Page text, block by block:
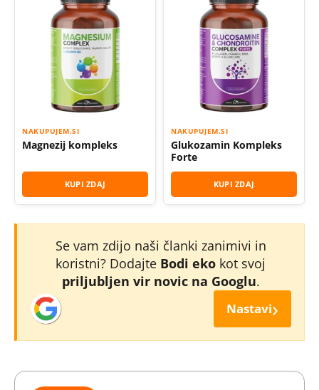
NAKUPUJEM.SI
Magnezij kompleks
KUPI ZDAJ
NAKUPUJEM.SI
Glukozamin Kompleks
Forte
KUPI ZDAJ
Se vam zdijo naši članki zanimivi in
koristni? Dodajte Bodi eko kot svoj
priljubljen vir novic na Googlu.
Nastavi›